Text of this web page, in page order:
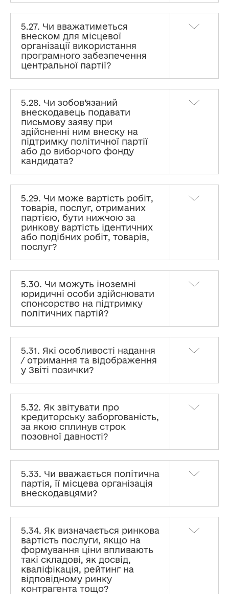
5.27. Чи вважатиметься
внеском для місцевої
організації використання
програмного забезпечення
центральної партії?
5.28. Чи зобов’язаний
внескодавець подавати
письмову заяву при
здійсненні ним внеску на
підтримку політичної партії
або до виборчого фонду
кандидата?
5.29. Чи може вартість робіт,
товарів, послуг, отриманих
партією, бути нижчою за
ринкову вартість ідентичних
або подібних робіт, товарів,
послуг?
5.30. Чи можуть іноземні
юридичні особи здійснювати
спонсорство на підтримку
політичних партій?
5.31. Які особливості надання
/ отримання та відображення
у Звіті позички?
5.32. Як звітувати про
кредиторську заборгованість,
за якою сплинув строк
позовної давності?
5.33. Чи вважається політична
партія, її місцева організація
внескодавцями?
5.34. Як визначається ринкова
вартість послуги, якщо на
формування ціни впливають
такі складові, як досвід,
кваліфікація, рейтинг на
відповідному ринку
контрагента тощо?